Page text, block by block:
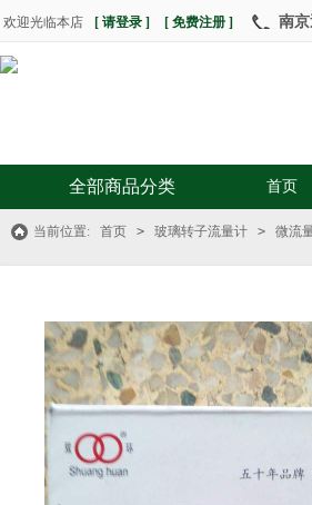
欢迎光临本店 [ 请登录 ] [ 免费注册 ] 南
全部商品分类 首页
当前位置: 首页 > 玻璃转子流量计 > 微流